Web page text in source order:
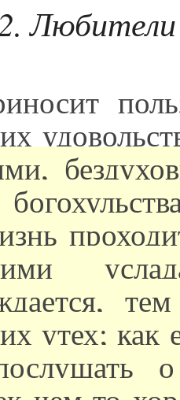
Любители
утех; как